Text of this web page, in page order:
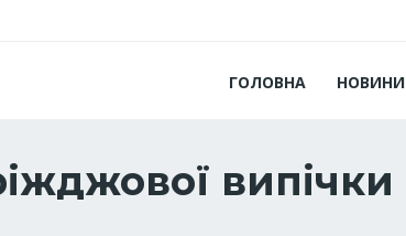
ГОЛОВНА НОВИНИ
випічки